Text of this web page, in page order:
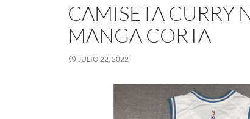
CAMISETA CURRY
MANGA CORTA
JULIO 22, 2022